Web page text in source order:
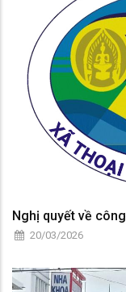
Nghị quyết về
20/03/2026